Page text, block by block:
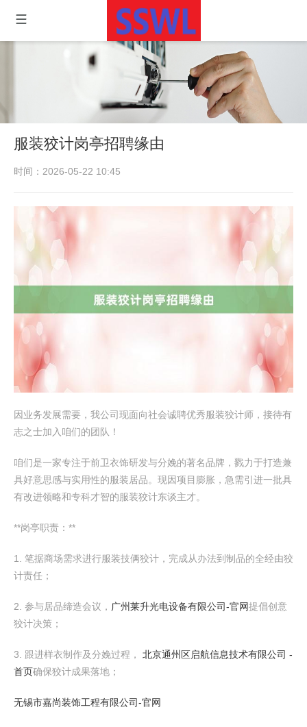
服装狡计岗亭招聘缘由
时间：2026-05-22 10:45
因业务发展需要，我公司现面向社会诚聘优秀服装狡计师，接待有
志之士加入咱们的团队！
咱们是一家专注于前卫衣饰研发与分娩的著名品牌，戮力于打造兼
具好意思感与实用性的服装居品。现因项目膨胀，急需引进一批具
有改进领略和专科才智的服装狡计东谈主才。
**岗亭职责：**
1. 笔据商场需求进行服装技俩狡计，完成从办法到制品的全经由狡
计责任；
2. 参与居品缔造会议， 广州莱升光电设备有限公司-官网提倡创意
狡计决策；
3. 跟进样衣制作及分娩过程， 北京通州区启航信息技术有限公司 -
首页确保狡计成果落地；
无锡市嘉尚装饰工程有限公司-官网